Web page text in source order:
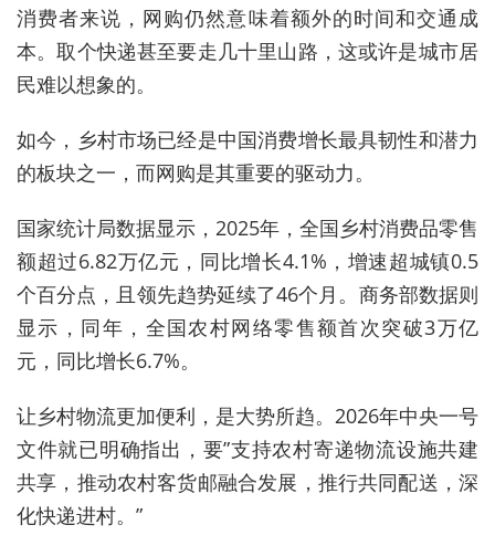
消费者来说，网购仍然意味着额外的时间和交通成
本。取个快递甚至要走几十里山路，这或许是城市居
民难以想象的。
如今，乡村市场已经是中国消费增长最具韧性和潜力
的板块之一，而网购是其重要的驱动力。
国家统计局数据显示，2025年，全国乡村消费品零售
额超过6.82万亿元，同比增长4.1%，增速超城镇0.5
个百分点，且领先趋势延续了46个月。商务部数据则
显示，同年，全国农村网络零售额首次突破3万亿
元，同比增长6.7%。
让乡村物流更加便利，是大势所趋。2026年中央一号
文件就已明确指出，要”支持农村寄递物流设施共建
共享，推动农村客货邮融合发展，推行共同配送，深
化快递进村。”